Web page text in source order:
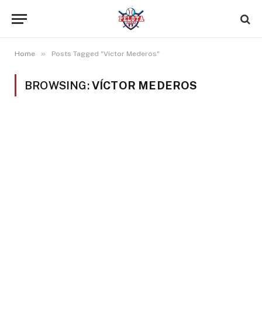
Home » Posts Tagged "Víctor Mederos"
BROWSING:VÍCTOR MEDEROS